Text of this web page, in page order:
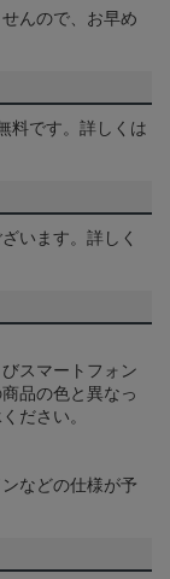
んので、お早め
料です。詳しくは
います。詳しく
スマートフォン
品の色と異なっ
ださい。
などの仕様が予